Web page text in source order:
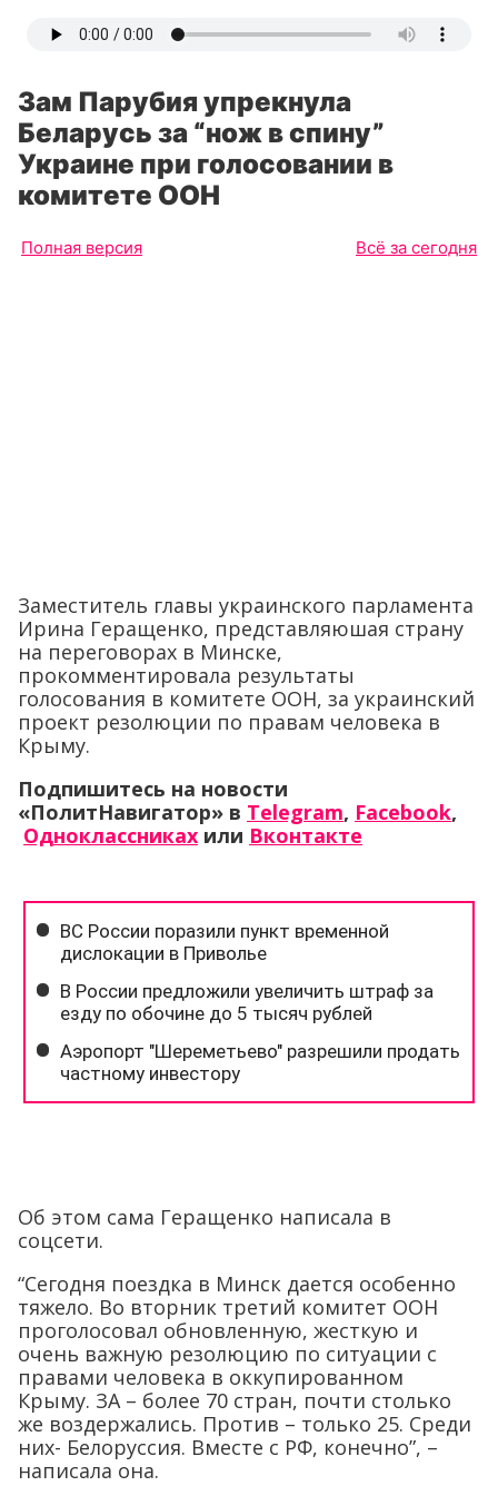
Зам Парубия упрекнула
Беларусь за “нож в спину”
Украине при голосовании в
комитете ООН
Полная версия Всё за сегодня
Заместитель главы украинского парламента
Ирина Геращенко, представляюшая страну
на переговорах в Минске,
прокомментировала результаты
голосования в комитете ООН, за украинский
проект резолюции по правам человека в
Крыму.
Подпишитесь на новости
«ПолитНавигатор» в Telegram, Facebook,
Одноклассниках или Вконтакте
Об этом сама Геращенко написала в
соцсети.
“Сегодня поездка в Минск дается особенно
тяжело. Во вторник третий комитет ООН
проголосовал обновленную, жесткую и
очень важную резолюцию по ситуации с
правами человека в оккупированном
Крыму. ЗА – более 70 стран, почти столько
же воздержались. Против – только 25. Среди
них- Белоруссия. Вместе с РФ, конечно”, –
написала она.